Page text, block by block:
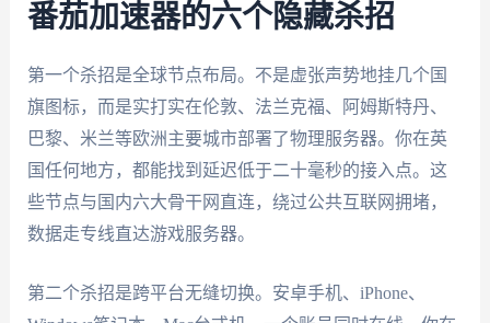
番茄加速器的六个隐藏杀招
第一个杀招是全球节点布局。不是虚张声势地挂几个国
旗图标，而是实打实在伦敦、法兰克福、阿姆斯特丹、
巴黎、米兰等欧洲主要城市部署了物理服务器。你在英
国任何地方，都能找到延迟低于二十毫秒的接入点。这
些节点与国内六大骨干网直连，绕过公共互联网拥堵，
数据走专线直达游戏服务器。
第二个杀招是跨平台无缝切换。安卓手机、iPhone、